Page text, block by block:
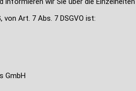
von Art. 7 Abs. 7 DSGVO ist:
GmbH